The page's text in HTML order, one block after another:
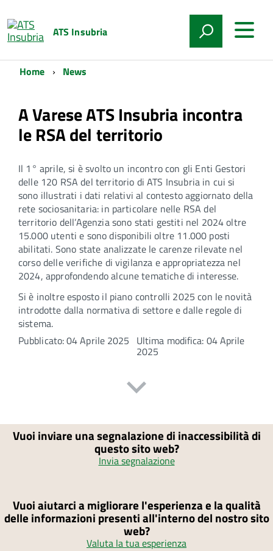
ATS Insubria
Home News
A Varese ATS Insubria incontra
le RSA del territorio
Il 1° aprile, si è svolto un incontro con gli Enti Gestori
delle 120 RSA del territorio di ATS Insubria in cui si
sono illustrati i dati relativi al contesto aggiornato della
rete sociosanitaria: in particolare nelle RSA del
territorio dell’Agenzia sono stati gestiti nel 2024 oltre
15.000 utenti e sono disponibili oltre 11.000 posti
abilitati. Sono state analizzate le carenze rilevate nel
corso delle verifiche di vigilanza e appropriatezza nel
2024, approfondendo alcune tematiche di interesse.
Si è inoltre esposto il piano controlli 2025 con le novità
introdotte dalla normativa di settore e dalle regole di
sistema.
Pubblicato: 04 Aprile 2025 Ultima modifica: 04 Aprile
2025
Vuoi inviare una segnalazione di inaccessibilità di
questo sito web?
Invia segnalazione
Vuoi aiutarci a migliorare l'esperienza e la qualità
delle informazioni presenti all'interno del nostro sito
web?
Valuta la tua esperienza